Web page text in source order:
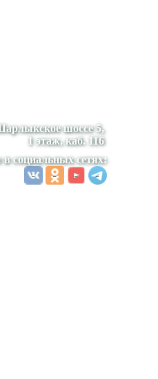
шоссе 5,
1 этаж, каб. 116
социальных сетях: